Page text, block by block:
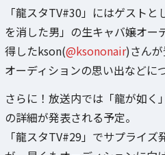
「龍スタTV#30」にはゲスト
を消した男」の生キャバ嬢オー
得したkson(@ksononair)さんが
オーディションの思い出などに
さらに！放送内では「龍が如く
の詳細が発表される予定。
「龍スタTV#29」でサプライ